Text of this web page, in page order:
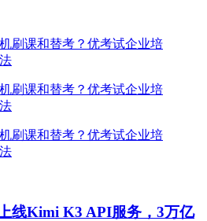
线Kimi K3 API服务，3万亿